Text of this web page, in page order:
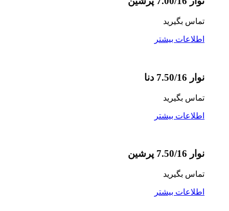
تماس بگیرید
اطلاعات بیشتر
نوار 7.50/16 دنا
تماس بگیرید
اطلاعات بیشتر
نوار 7.50/16 پرشین
تماس بگیرید
اطلاعات بیشتر